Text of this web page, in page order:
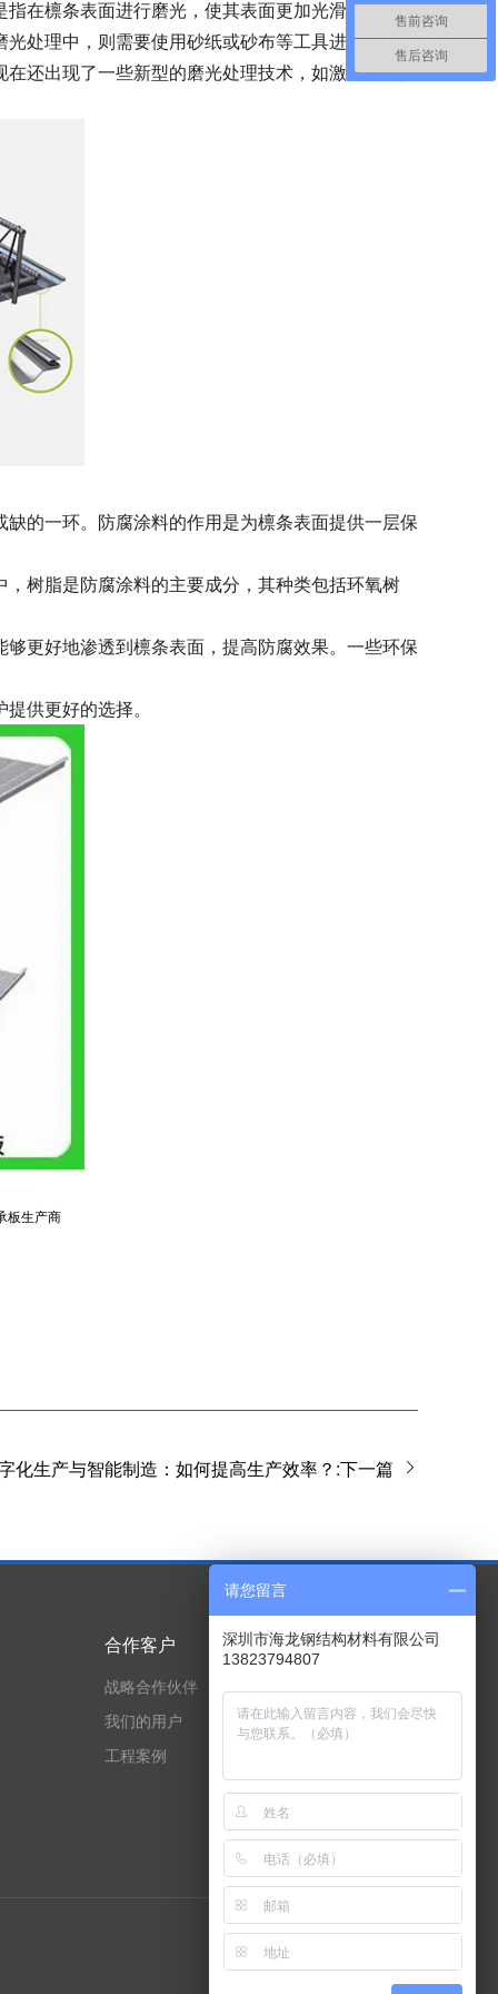
在檩条表面进行磨光，使其表面更加光滑，达到美
处理中，则需要使用砂纸或砂布等工具进行磨光。
还出现了一些新型的磨光处理技术，如激光磨光技
的一环。防腐涂料的作用是为檩条表面提供一层保
树脂是防腐涂料的主要成分，其种类包括环氧树
更好地渗透到檩条表面，提高防腐效果。一些环保
供更好的选择。
板生产商
化生产与智能制造：如何提高生产效率？:下一篇
合作客户
战略合作伙伴
我们的用户
工程案例
技术实力
资质证书
售前咨询
售后咨询
请您留言
深圳市海龙钢结构材料有限公司
13823794807